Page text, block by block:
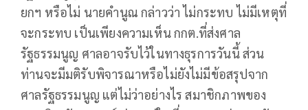
ยกฯ หรือไม่ นายคำนูณ กล่าวว่า ไม่กระทบ ไม่มีเหตุที่
จะกระทบ เป็นเพียงความเห็น กกต.ที่ส่งศาล
รัฐธรรมนูญ ศาลอาจรับไว้ในทางธุรการวันนี้ ส่วน
ท่านจะมีมติรับพิจารณาหรือไม่ยังไม่มีข้อสรุปจาก
ศาลรัฐธรรมนูญ แต่ไม่ว่าอย่างไร สมาชิกภาพของ